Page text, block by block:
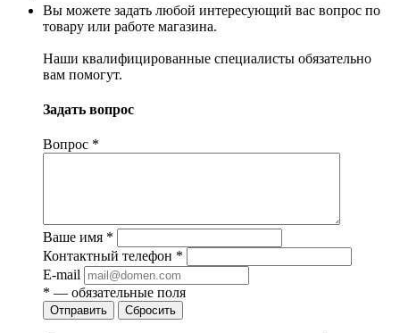
Вы можете задать любой интересующий вас вопрос по
товару или работе магазина.
Наши квалифицированные специалисты обязательно
вам помогут.
Задать вопрос
Вопрос *
Ваше имя *
Контактный телефон *
E-mail
* — обязательные поля
Сбросить